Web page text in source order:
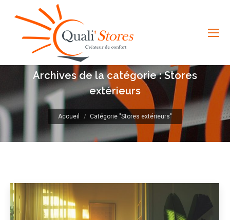
Archives de la catégorie :Stores
extérieurs
Vous êtes ici :
Accueil Catégorie "Stores extérieurs"